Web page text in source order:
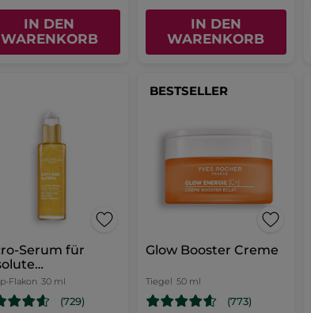
IN DEN
WARENKORB
IN DEN
WARENKORB
Serum für
Flakon 30 ml
(729)
BESTSELLER
Glow Booster Creme
Tiegel 50 ml
(773)